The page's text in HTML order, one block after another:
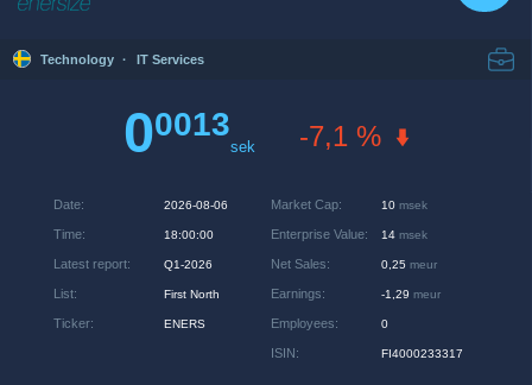
Technology · IT Services
00013
sek -7,1 %
Date: 2026-08-06
Time: 18:00:00
Latest report: Q1-2026
List: First North
Ticker: ENERS
Market Cap: 10 msek
Enterprise Value: 14 msek
Net Sales: 0,25 meur
Earnings: -1,29 meur
Employees: 0
ISIN: FI4000233317